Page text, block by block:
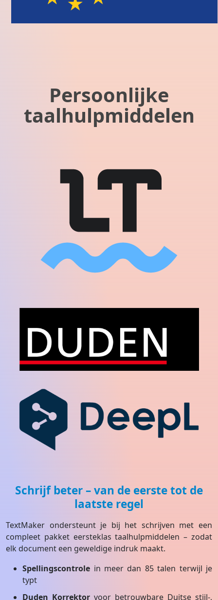
Persoonlijke
taalhulpmiddelen
Schrijf beter – van de eerste tot de
laatste regel
TextMaker ondersteunt je bij het schrijven met een
compleet pakket eersteklas taalhulpmiddelen – zodat
elk document een geweldige indruk maakt.
Spellingscontrole in meer dan 85 talen terwijl je
typt
Duden Korrektor voor betrouwbare Duitse stijl-,